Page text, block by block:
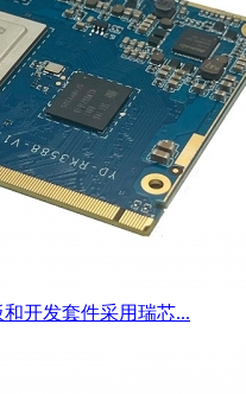
开发套件采用瑞芯...